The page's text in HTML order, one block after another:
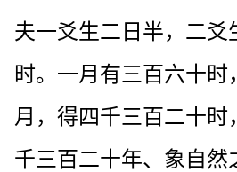
夫一爻生二日半，二爻
时。一月有三百六十时
月，得四千三百二十时
千三百二十年、象自然